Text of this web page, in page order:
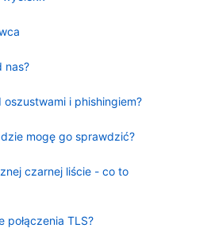
nas?
i phishingiem?
mogę go sprawdzić?
czarnej liście - co to
połączenia TLS?